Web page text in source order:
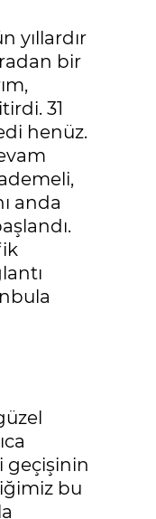
yıllardır
bir
31
henüz.
anda
geçişinin
bu